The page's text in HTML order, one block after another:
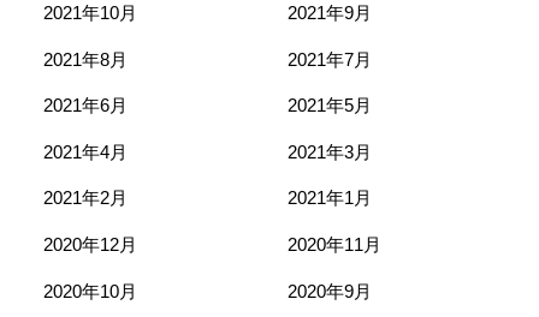
2021年10月 2021年9月
2021年8月 2021年7月
2021年6月 2021年5月
2021年4月 2021年3月
2021年2月 2021年1月
2020年12月 2020年11月
2020年10月 2020年9月